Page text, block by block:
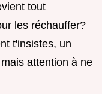
tout
les réchauffer?
t'insistes, un
attention à ne